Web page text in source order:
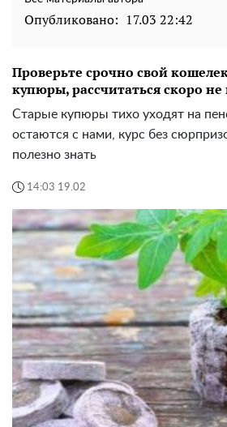
Опубликовано: 17.03 22:42
Проверьте срочно свой
купюры, рассчитаться скоро не
Старые купюры тихо уходят на
остаются с нами, курс без
полезно знать
14:03 19.02